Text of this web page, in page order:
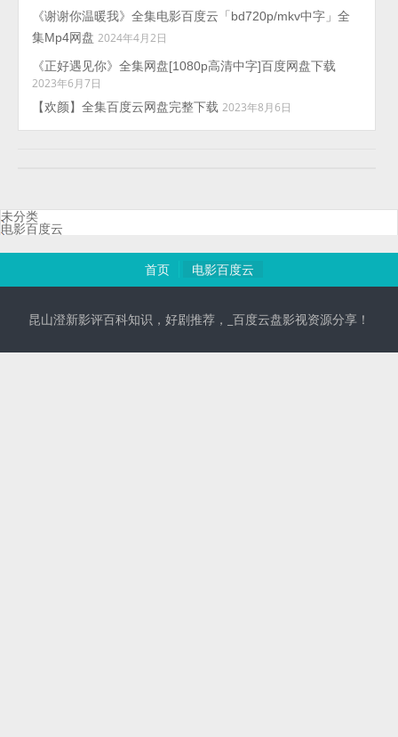
《谢谢你温暖我》全集电影百度云「bd720p/mkv中字」全
集Mp4网盘 2024年4月2日
《正好遇见你》全集网盘[1080p高清中字]百度网盘下载
2023年6月7日
【欢颜】全集百度云网盘完整下载 2023年8月6日
未分类
电影百度云
首页 电影百度云
昆山澄新影评百科知识，好剧推荐，_百度云盘影视资源分享！